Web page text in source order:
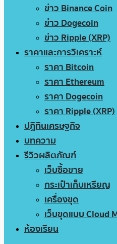
ข่าว Binance Coin
ข่าว Dogecoin
ข่าว Ripple (XRP)
ราคาและการวิเคราะห์
ราคา Bitcoin
ราคา Ethereum
ราคา Dogecoin
ราคา Ripple (XRP)
ปฏิทินเศรษฐกิจ
บทความ
รีวิวผลิตภัณฑ์
เว็บซื้อขาย
กระเป๋าเก็บเหรียญ
เครื่องขุด
เว็บขุดแบบ Cloud
ห้องเรียน